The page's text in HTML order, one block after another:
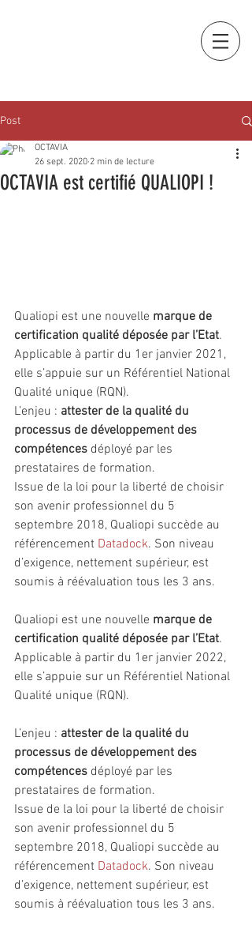
Post
OCTAVIA est certifié QUALIOPI !
OCTAVIA
26 sept. 2020 2 min de lecture
Qualiopi est une nouvelle marque de
certification qualité déposée par l’Etat.
Applicable à partir du 1er janvier 2021,
elle s’appuie sur un Référentiel National
Qualité unique (RQN).
L’enjeu : attester de la qualité du
processus de développement des
compétences déployé par les
prestataires de formation.
Issue de la loi pour la liberté de choisir
son avenir professionnel du 5
septembre 2018, Qualiopi succède au
référencement Datadock. Son niveau
d’exigence, nettement supérieur, est
soumis à réévaluation tous les 3 ans.
Qualiopi est une nouvelle marque de
certification qualité déposée par l’Etat.
Applicable à partir du 1er janvier 2022,
elle s’appuie sur un Référentiel National
Qualité unique (RQN).
L’enjeu : attester de la qualité du
processus de développement des
compétences déployé par les
prestataires de formation.
Issue de la loi pour la liberté de choisir
son avenir professionnel du 5
septembre 2018, Qualiopi succède au
référencement Datadock. Son niveau
d’exigence, nettement supérieur, est
soumis à réévaluation tous les 3 ans.